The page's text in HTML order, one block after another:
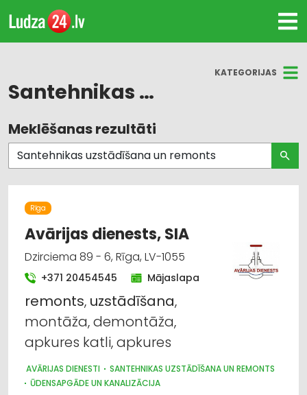
KATEGORIJAS
Santehnikas uzstādīšana un remonts
Visas nozares
Ūdensapgāde un kanalizācija
Celtniecības un remonta darbi
Santehnikas uzstādīšana un remonts
Siltumapgāde un siltumtīkli
Siltumtehnika, apkures iekārtas
vairumtirdzniecība
Meklēšanas rezultāti
Rīga
Avārijas dienests, SIA
Dzirciema 89 - 6, Rīga, LV-1055
+371 20454545 Mājaslapa
remonts, uzstādīšana,
montāža, demontāža,
apkures katli, apkures
AVĀRIJAS DIENESTI
SANTEHNIKAS UZSTĀDĪŠANA UN REMONTS
ŪDENSAPGĀDE UN KANALIZĀCIJA